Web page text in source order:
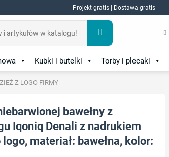
Projekt gratis | Dostawa gratis
Kubki i butelki Torby i plecaki
Z LOGO FIRMY
bawełny z
Iqoniq Denali z nadrukiem
materiał: bawełna, kolor: